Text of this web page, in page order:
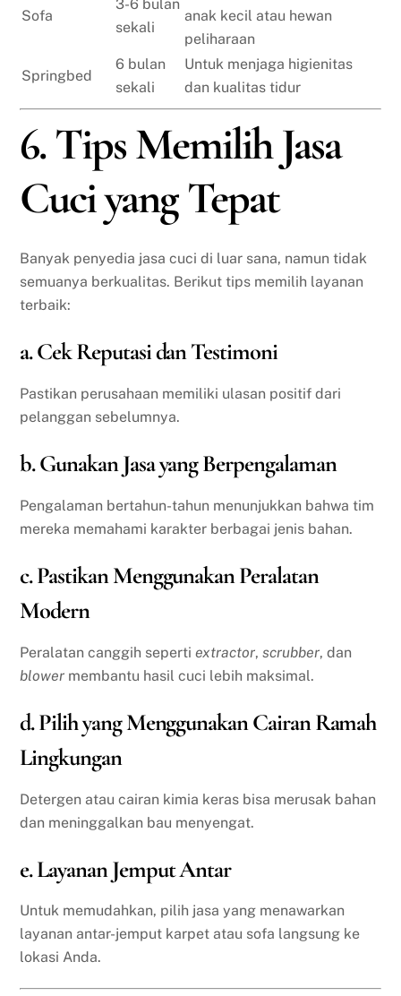
Sofa
3-6 bulan
sekali
anak kecil atau hewan
peliharaan
Springbed
6 bulan
sekali
Untuk menjaga higienitas
dan kualitas tidur
6. Tips Memilih Jasa
Cuci yang Tepat
Banyak penyedia jasa cuci di luar sana, namun tidak
semuanya berkualitas. Berikut tips memilih layanan
terbaik:
a. Cek Reputasi dan Testimoni
Pastikan perusahaan memiliki ulasan positif dari
pelanggan sebelumnya.
b. Gunakan Jasa yang Berpengalaman
Pengalaman bertahun-tahun menunjukkan bahwa tim
mereka memahami karakter berbagai jenis bahan.
c. Pastikan Menggunakan Peralatan
Modern
Peralatan canggih sepertiextractor,scrubber, dan
blower membantu hasil cuci lebih maksimal.
d. Pilih yang Menggunakan Cairan Ramah
Lingkungan
Detergen atau cairan kimia keras bisa merusak bahan
dan meninggalkan bau menyengat.
e. Layanan Jemput Antar
Untuk memudahkan, pilih jasa yang menawarkan
layanan antar-jemput karpet atau sofa langsung ke
lokasi Anda.